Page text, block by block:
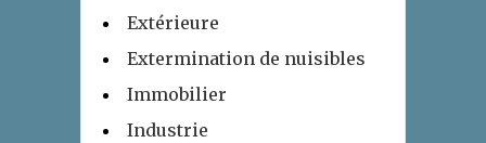
Extérieure
Extermination de nuisibles
Immobilier
Industrie